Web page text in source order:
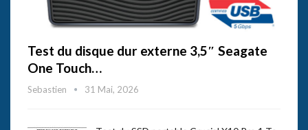
Test du disque dur externe 3,5″ Seagate
One Touch…
Sebastien 31 Mai, 2026